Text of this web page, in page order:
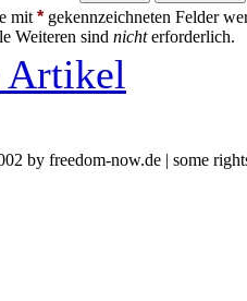
mit *gekennzeichneten Felder
Weiteren sind nichterforderlich.
Artikel
by freedom-now.de | some